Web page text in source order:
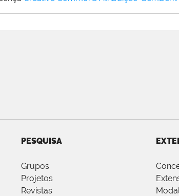
PESQUISA
Grupos
Projetos
Revistas